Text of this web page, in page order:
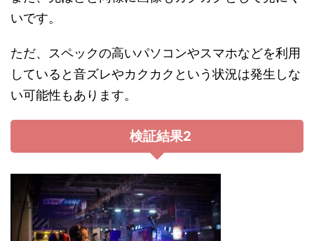
いです。
ただ、スペックの高いパソコンやスマホなどを利用
していると音ズレやカクカクという状況は発生しな
い可能性もあります。
検証結果2